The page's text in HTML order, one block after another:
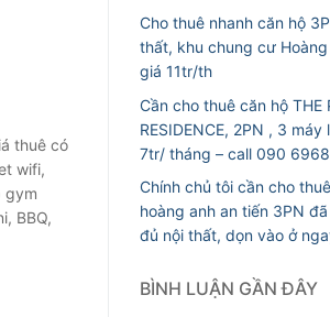
thuê có
wifi,
gym
BBQ,
Cho thuê nhanh căn hộ
thất, khu chung cư Hoàng
giá 11tr/th
Cần cho thuê căn hộ THE
RESIDENCE, 2PN , 3
7tr/ tháng – call 090
Chính chủ tôi cần cho
hoàng anh an tiến 3PN
đủ nội thất, dọn vào ở
BÌNH LUẬN GẦN ĐÂY